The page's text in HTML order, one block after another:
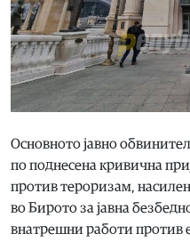
Основното јавно
по поднесена кривична
против тероризам,
во Бирото за јавна
внатрешни работи против